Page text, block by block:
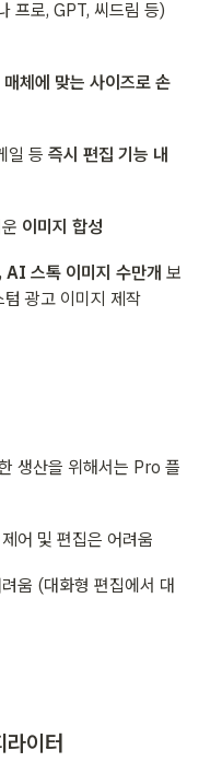
프로, GPT, 씨드림 등)
체에 맞는 사이즈로 손
일 등 즉시 편집 기능 내
이미지 합성
스톡 이미지 수만개 보
광고 이미지 제작
생산을 위해서는 Pro 플
어 및 편집은 어려움
움 (대화형 편집에서 대
이터